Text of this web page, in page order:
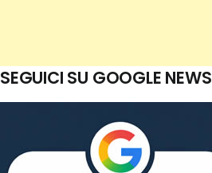
SEGUICI SU GOOGLE NEWS